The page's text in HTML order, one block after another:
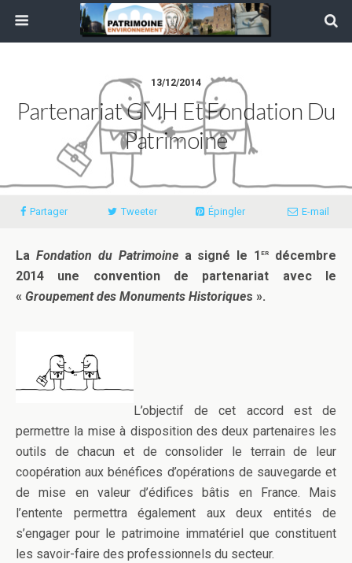
13/12/2014
Partenariat GMH Et Fondation Du
Patrimoine
Partager Tweeter Épingler E-mail
La Fondation du Patrimoinea signé le 1er
décembre
2014 une convention de partenariat avec le
« Groupement des Monuments Historiques ».
L’objectif de cet accord est de
permettre la mise à disposition des deux partenaires les
outils de chacun et de consolider le terrain de leur
coopération aux bénéfices d’opérations de sauvegarde et
de mise en valeur d’édifices bâtis en France. Mais
l’entente permettra également aux deux entités de
s’engager pour le patrimoine immatériel que constituent
les savoir-faire des professionnels du secteur.